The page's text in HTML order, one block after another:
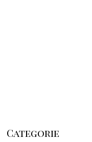
Categorie